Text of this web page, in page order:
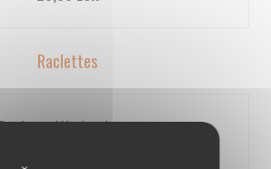
Raclettes
Végétarienne